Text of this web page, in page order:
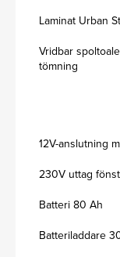
Laminat Urban
Vridbar
tömning
12V-anslutning
230V uttag
Batteri 80 Ah
Batteriladdare